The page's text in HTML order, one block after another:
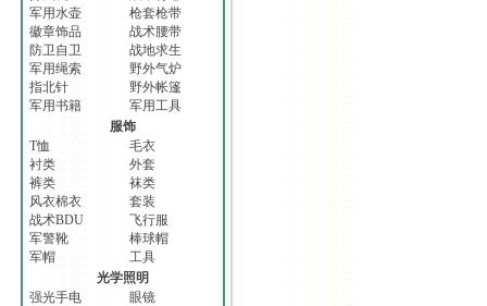
军用水壶
枪套枪带
徽章饰品
战术腰带
防卫自卫
战地求生
军用绳索
野外气炉
指北针
野外帐篷
军用书籍
军用工具
服饰
T恤
毛衣
衬类
外套
裤类
袜类
风衣棉衣
套装
战术BDU
飞行服
军警靴
棒球帽
军帽
工具
光学照明
强光手电
眼镜